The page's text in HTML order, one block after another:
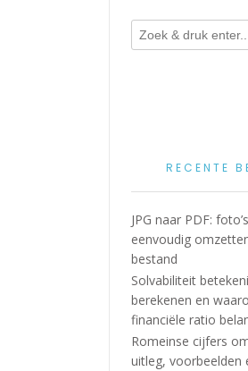
RECENTE
JPG naar PDF:
eenvoudig
bestand
Solvabiliteit
berekenen en
financiële ratio
Romeinse cijfers
uitleg, voorbeelden